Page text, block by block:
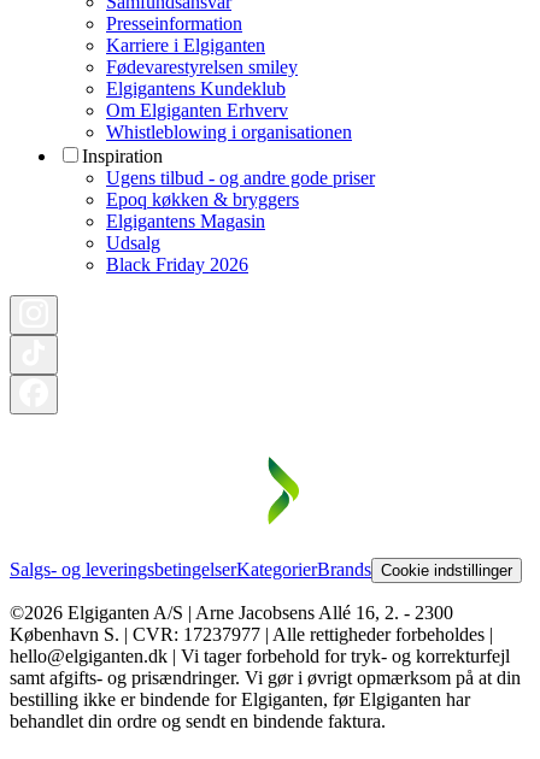
Presseinformation
Karriere i Elgiganten
Fødevarestyrelsen smiley
Elgigantens Kundeklub
Om Elgiganten Erhverv
Whistleblowing i organisationen
Inspiration
Ugens tilbud - og andre gode priser
Epoq køkken & bryggers
Elgigantens Magasin
Udsalg
Black Friday 2026
Salgs- og leveringsbetingelserKategorierBrands Cookie indstillinger
©2026 Elgiganten A/S | Arne Jacobsens Allé 16, 2. - 2300
København S. | CVR: 17237977 | Alle rettigheder forbeholdes |
hello@elgiganten.dk | Vi tager forbehold for tryk- og korrekturfejl
samt afgifts- og prisændringer. Vi gør i øvrigt opmærksom på at din
bestilling ikke er bindende for Elgiganten, før Elgiganten har
behandlet din ordre og sendt en bindende faktura.